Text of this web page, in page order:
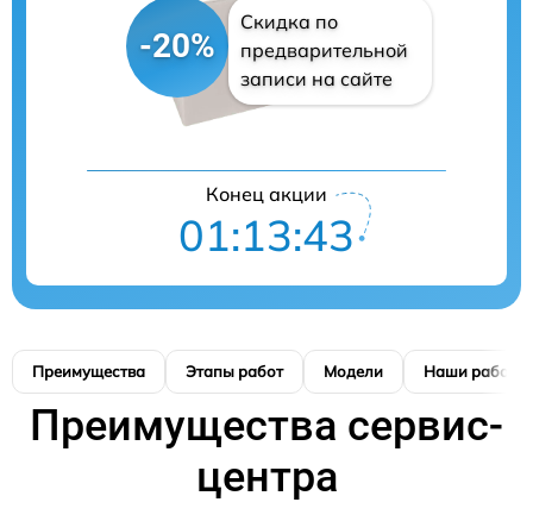
-20%
Скидка по
предварительной
записи на сайте
Конец акции
01:13:42
Преимущества Этапы работ Модели Наши работы
Преимущества сервис-
центра